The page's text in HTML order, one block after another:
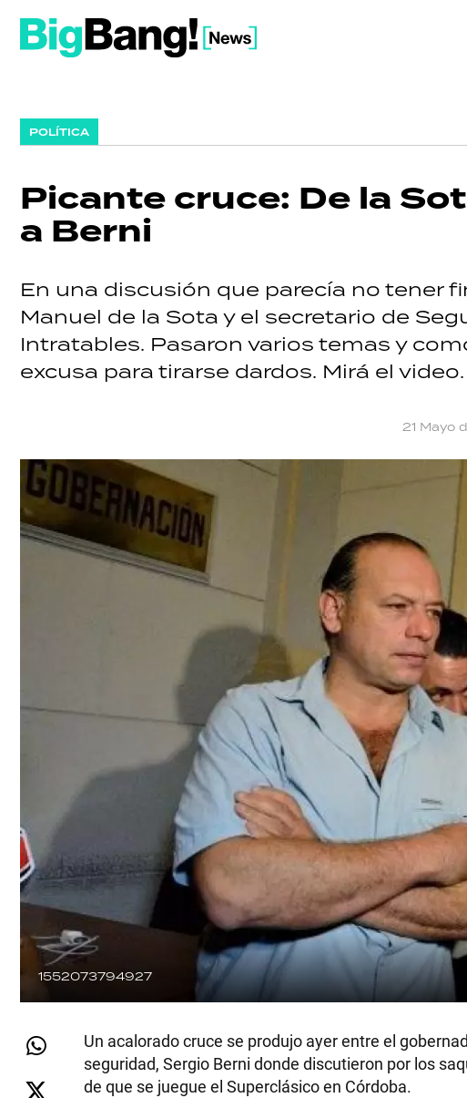
POLÍTICA
Picante cruce: De la
a Berni
En una discusión que parecía no tener
Manuel de la Sota y el secretario de
Intratables. Pasaron varios temas y
excusa para tirarse dardos. Mirá el video.
21 Mayo
1552073794927
Un acalorado cruce se produjo ayer entre el
seguridad, Sergio Berni donde discutieron por los
de que se juegue el Superclásico en Córdoba.